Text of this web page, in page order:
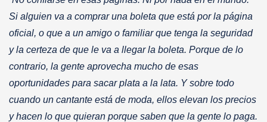
Si alguien va a comprar una boleta que está por la página
oficial, o que a un amigo o familiar que tenga la seguridad
y la certeza de que le va a llegar la boleta. Porque de lo
contrario, la gente aprovecha mucho de esas
oportunidades para sacar plata a la lata. Y sobre todo
cuando un cantante está de moda, ellos elevan los precios
y hacen lo que quieran porque saben que la gente lo paga.